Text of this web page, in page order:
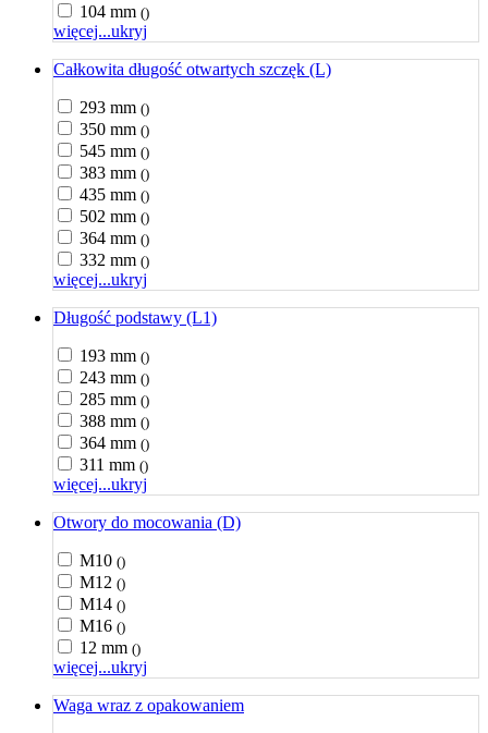
104 mm ()
więcej...ukryj
Całkowita długość otwartych szczęk (L)
293 mm ()
350 mm ()
545 mm ()
383 mm ()
435 mm ()
502 mm ()
364 mm ()
332 mm ()
więcej...ukryj
Długość podstawy (L1)
193 mm ()
243 mm ()
285 mm ()
388 mm ()
364 mm ()
311 mm ()
więcej...ukryj
Otwory do mocowania (D)
M10 ()
M12 ()
M14 ()
M16 ()
12 mm ()
więcej...ukryj
Waga wraz z opakowaniem